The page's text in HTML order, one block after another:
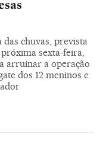
das chuvas, prevista
sexta-feira,
arruinar a operação
dos 12 meninos e